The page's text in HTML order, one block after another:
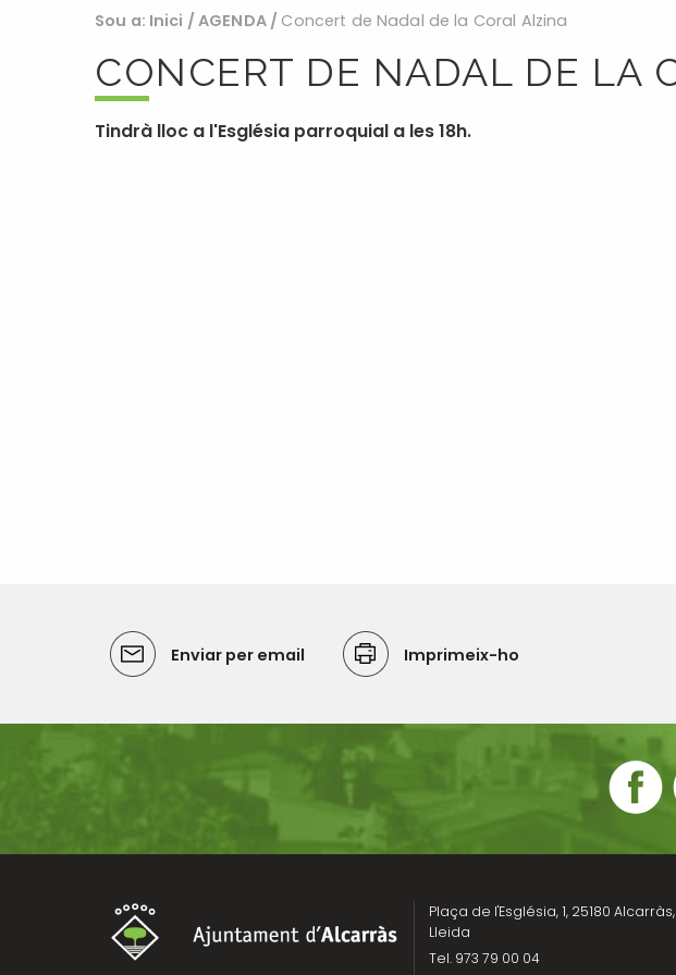
Sou a: Inici /AGENDA / Concert de Nadal de la Coral Alzina
CONCERT DE NADAL DE LA
Tindrà lloc a l'Església parroquial a les 18h.
Enviar per email Imprimeix-ho
Plaça de l'Església, 1, 25180 Alcarràs,
Lleida
Tel. 973 79 00 04